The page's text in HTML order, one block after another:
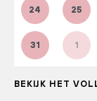
24 25
31 1
BEKIJK HET